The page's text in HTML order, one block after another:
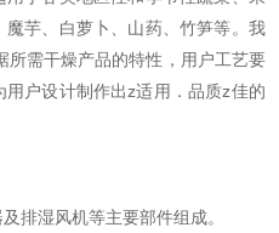
芋、白萝卜、山药、竹笋等。我
所需干燥产品的特性，用户工艺要
户设计制作出z适用．品质z佳的
排湿风机等主要部件组成。